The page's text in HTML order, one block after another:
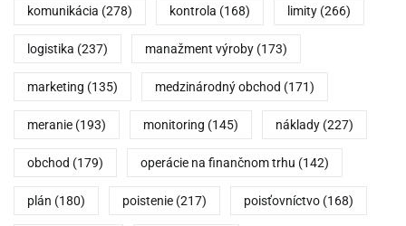
komunikácia (278) kontrola (168) limity (266)
logistika (237) manažment výroby (173)
marketing (135) medzinárodný obchod (171)
meranie (193) monitoring (145) náklady (227)
obchod (179) operácie na finančnom trhu (142)
plán (180) poistenie (217) poisťovníctvo (168)